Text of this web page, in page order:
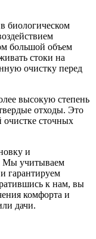
биологическом
большой объем
стоки на
очистку перед
высокую степень
отходы. Это
очистке сточных
и
Мы учитываем
гарантируем
к нам, вы
комфорта и
дачи.